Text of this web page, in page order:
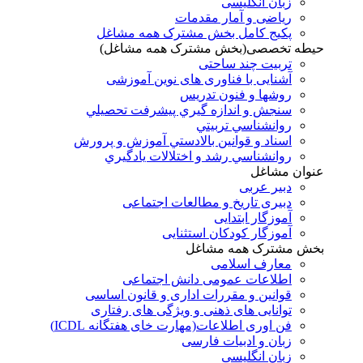
ریاضی و آمار مقدمات
پکیج کامل بخش مشترک همه مشاغل
حیطه تخصصی(بخش مشترک همه مشاغل)
تربیت چند ساحتی
آشنایی با فناوری های نوین آموزشی
روشها و فنون تدريس
سنجش و اندازه گيري پيشرفت تحصيلي
روانشناسي تربيتي
اسناد و قوانين بالادستي آموزش و پرورش
روانشناسي رشد و اختلالات يادگيري
عنوان مشاغل
دبير عربی
دبیری تاریخ و مطالعات اجتماعی
آموزگار ابتدایی
آموزگار کودکان استثنایی
بخش مشترک همه مشاغل
معارف اسلامی
اطلاعات عمومی دانش اجتماعی
قوانین و مقررات اداری و قانون اساسی
توانایی های ذهنی و ویژگی های رفتاری
فن اوری اطلاعات(مهارت خای هفتگانه ICDL)
زبان و ادبیات فارسی
زبان انگلیسی